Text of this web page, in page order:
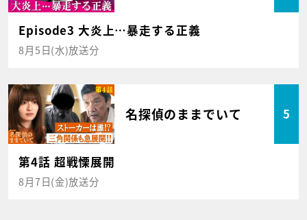
Episode3 大炎上…暴走する正義
8月5日(水)放送分
名探偵のままでいて 5
第4話 超戦慄展開
8月7日(金)放送分